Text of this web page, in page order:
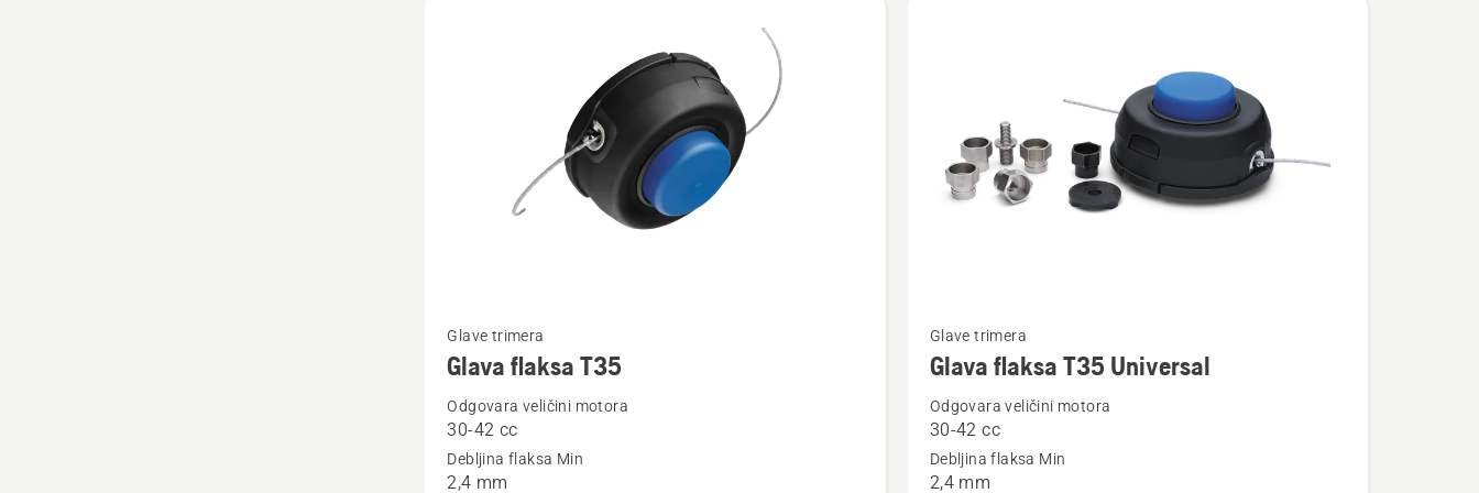
više
detalja
flaksa
Glave trimera
Glava flaksa T35
Odgovara veličini motora
30-42 cc
Debljina flaksa Min
2,4 mm
više
detalja
flaksa
Glave trimera
Glava flaksa T35 Universal
Odgovara veličini motora
30-42 cc
Debljina flaksa Min
2,4 mm